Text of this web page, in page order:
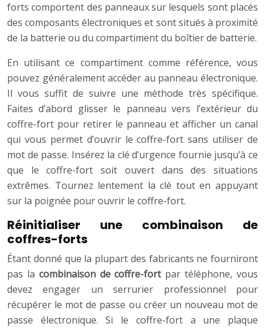
forts comportent des panneaux sur lesquels sont placés
des composants électroniques et sont situés à proximité
de la batterie ou du compartiment du boîtier de batterie.
En utilisant ce compartiment comme référence, vous
pouvez généralement accéder au panneau électronique.
Il vous suffit de suivre une méthode très spécifique.
Faites d’abord glisser le panneau vers l’extérieur du
coffre-fort pour retirer le panneau et afficher un canal
qui vous permet d’ouvrir le coffre-fort sans utiliser de
mot de passe. Insérez la clé d’urgence fournie jusqu’à ce
que le coffre-fort soit ouvert dans des situations
extrêmes. Tournez lentement la clé tout en appuyant
sur la poignée pour ouvrir le coffre-fort.
Réinitialiser une combinaison de
coffres-forts
Étant donné que la plupart des fabricants ne fourniront
pas la combinaison de coffre-fortpar téléphone, vous
devez engager un serrurier professionnel pour
récupérer le mot de passe ou créer un nouveau mot de
passe électronique. Si le coffre-fort a une plaque